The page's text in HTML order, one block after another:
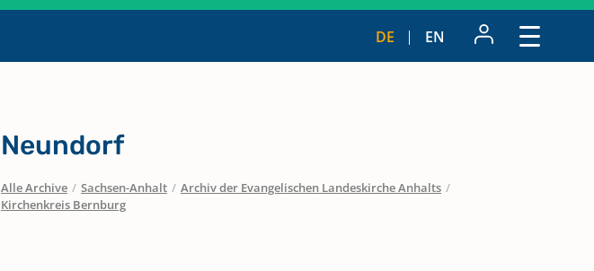
DE EN
Neundorf
Alle Archive / Sachsen-Anhalt / Archiv der Evangelischen Landeskirche Anhalts /
Kirchenkreis Bernburg